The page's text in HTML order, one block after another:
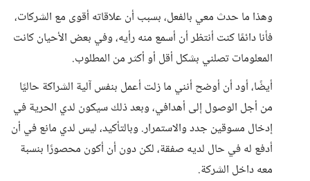
وهذا ما حدث معي بالفعل، بسبب أن علاقاته أقوى مع الشركات،
فأنا دائمًا كنت أنتظر أن أسمع منه رأيه، وفي بعض الأحيان كانت
المعلومات تصلني بشكل أقل أو أكثر من المطلوب.
أيضًا، أود أن أوضح أنني ما زلت أعمل بنفس آلية الشراكة حاليًا
من أجل الوصول إلى أهدافي، وبعد ذلك سيكون لدي الحرية في
إدخال مسوقين جدد والاستمرار. وبالتأكيد، ليس لدي مانع في أن
أدفع له في حال لديه صفقة، لكن دون أن أكون محصورًا بنسبة
معه داخل الشركة.